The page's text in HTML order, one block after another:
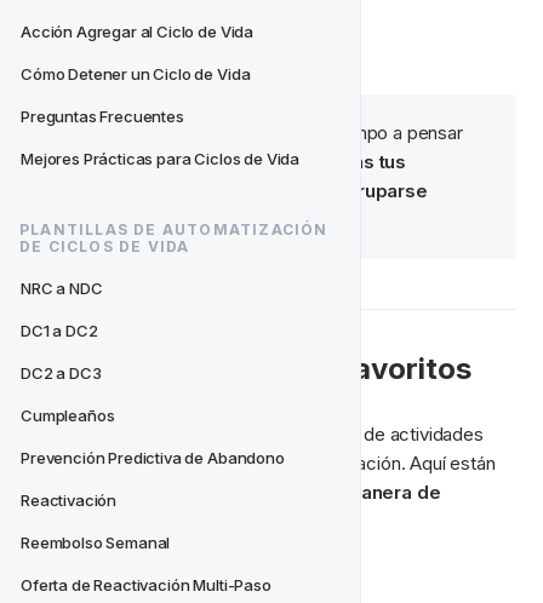
Acción Agregar al Ciclo de Vida
Cómo Detener un Ciclo de Vida
Preguntas Frecuentes
Mejores Prácticas para Ciclos de Vida
PLANTILLAS DE AUTOMATIZACIÓN
DE CICLOS DE VIDA
NRC a NDC
DC1 a DC2
DC2 a DC3
Cumpleaños
Prevención Predictiva de Abandono
Reactivación
Reembolso Semanal
Oferta de Reactivación Multi-Paso
Colaboración interna fácil
Dedica algo de tiempo a pensar
sobre cómo están configuradas tus
agruparse
fácilmente.
💪 Nuestros Ejemplos Favoritos
La forma en que abordes la organización de actividades
nuestras sugerencias
la mejor manera de
📒 Por campaña